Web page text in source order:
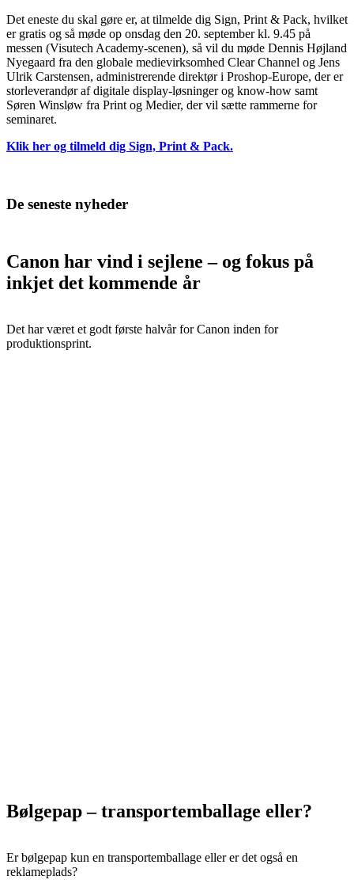
Det eneste du skal gøre er, at tilmelde dig Sign, Print & Pack, hvilket
er gratis og så møde op onsdag den 20. september kl. 9.45 på
messen (Visutech Academy-scenen), så vil du møde Dennis Højland
Nyegaard fra den globale medievirksomhed Clear Channel og Jens
Ulrik Carstensen, administrerende direktør i Proshop-Europe, der er
storleverandør af digitale display-løsninger og know-how samt
Søren Winsløw fra Print og Medier, der vil sætte rammerne for
seminaret.
Klik her og tilmeld dig Sign, Print & Pack.
De seneste nyheder
Canon har vind i sejlene – og fokus på
inkjet det kommende år
Det har været et godt første halvår for Canon inden for
produktionsprint.
Bølgepap – transportemballage eller?
Er bølgepap kun en transportemballage eller er det også en
reklameplads?